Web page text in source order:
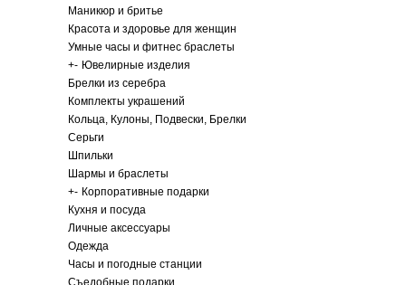
Маникюр и бритье
Красота и здоровье для женщин
Умные часы и фитнес браслеты
+- Ювелирные изделия
Брелки из серебра
Комплекты украшений
Кольца, Кулоны, Подвески, Брелки
Серьги
Шпильки
Шармы и браслеты
+- Корпоративные подарки
Кухня и посуда
Личные аксессуары
Одежда
Часы и погодные станции
Съедобные подарки